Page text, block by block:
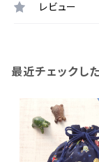
レビュー
最近チェックし